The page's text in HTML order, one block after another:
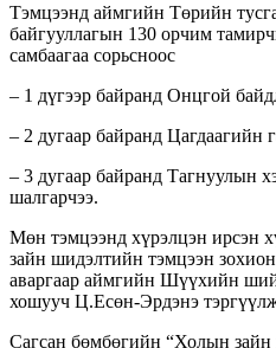
Тэмцээнд аймгийн Төрийн
байгууллагын 130 орчим
самбаагаа сорьсноос
– 1 дүгээр байранд Онцгой
– 2 дугаар байранд Цагдаагийн
– 3 дугаар байранд Тагнуулын
шалгарчээ.
Мөн тэмцээнд хүрэлцэн ирсэн
зайн шидэлтийн тэмцээн
аваргаар аймгийн Шүүхийн
хошууч Ц.Есөн-Эрдэнэ
Сагсан бөмбөгийн “Холын